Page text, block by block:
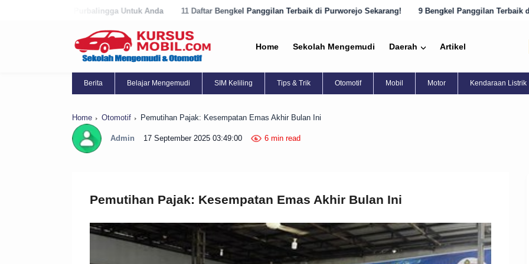
11 Daftar Bengkel Panggilan Terbaik di Purworejo Sekarang! 9 Bengkel Panggilan Terbaik di Semarang yang
Home Sekolah Mengemudi Daerah Artikel
Berita Belajar Mengemudi SIM Keliling Tips & Trik Otomotif Mobil Motor Kendaraan Listrik
Home Otomotif Pemutihan Pajak: Kesempatan Emas Akhir Bulan Ini
Admin 17 September 2025 03:49:00 6 min read
Pemutihan Pajak: Kesempatan Emas Akhir Bulan Ini